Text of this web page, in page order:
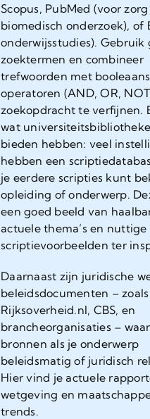
Scopus, PubMed (voor
biomedisch onderzoek), of
onderwijsstudies). Gebruik
zoektermen en combineer
trefwoorden met
operatoren (AND, OR,
zoekopdracht te verfijnen.
wat
bieden hebben: veel
hebben een
je eerdere scripties kunt
opleiding of onderwerp.
een goed beeld van
actuele thema’s en nuttige
scriptievoorbeelden ter
Daarnaast zijn juridische
beleidsdocumenten – zoals
Rijksoverheid.nl, CBS, en
brancheorganisaties –
bronnen als je onderwerp
beleidsmatig of juridisch
Hier vind je actuele
wetgeving en
trends.